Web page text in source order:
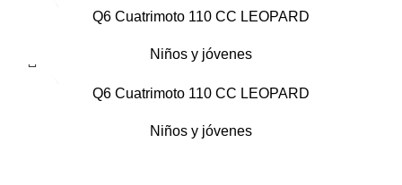
Q6 Cuatrimoto 110 CC LEOPARD
Niños y jóvenes
Q6 Cuatrimoto 110 CC LEOPARD
Niños y jóvenes